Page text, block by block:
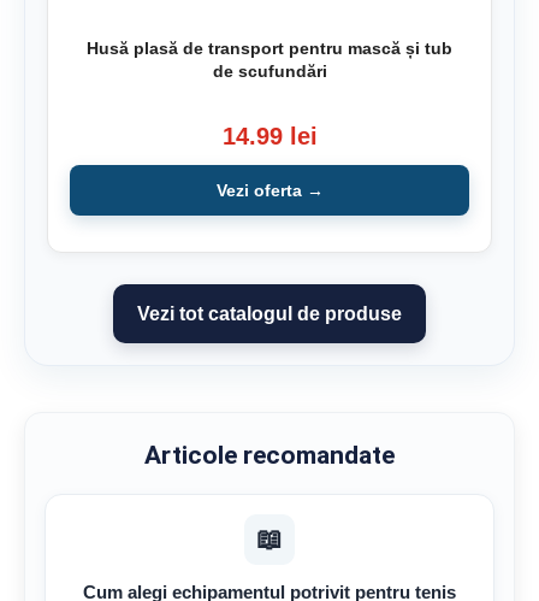
Husă plasă de transport pentru mască și tub
de scufundări
14.99 lei
Vezi oferta →
Vezi tot catalogul de produse
Articole recomandate
📖
Cum alegi echipamentul potrivit pentru tenis